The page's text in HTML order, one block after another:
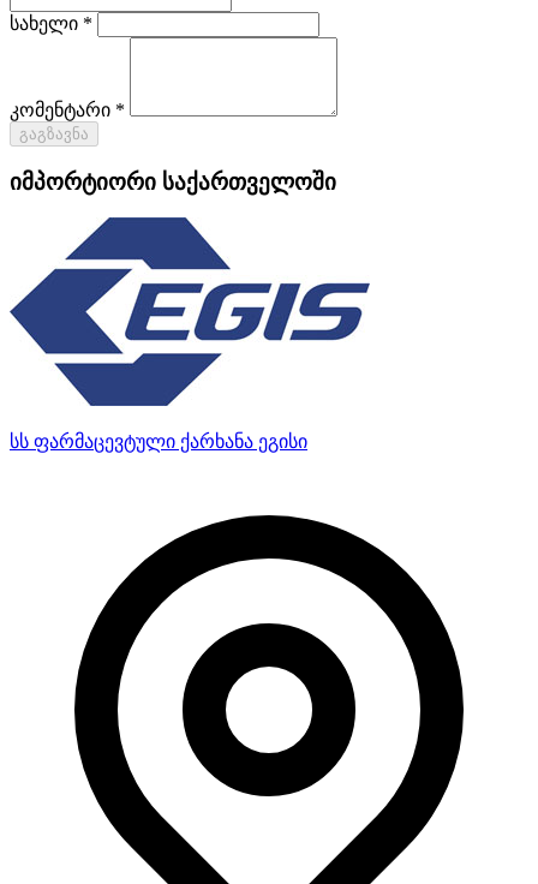
სახელი *
კომენტარი *
გაგზავნა
იმპორტიორი საქართველოში
სს ფარმაცევტული ქარხანა ეგისი